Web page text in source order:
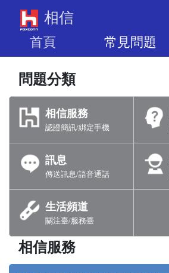
相信
首頁 常見問題
問題分類
相信服務
認證簡訊/綁定手機
訊息
傳送訊息/語音通話
生活頻道
關注臺/服務臺
相信服務